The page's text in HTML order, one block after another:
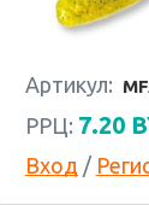
Артикул:
РРЦ: 7.20
Вход /